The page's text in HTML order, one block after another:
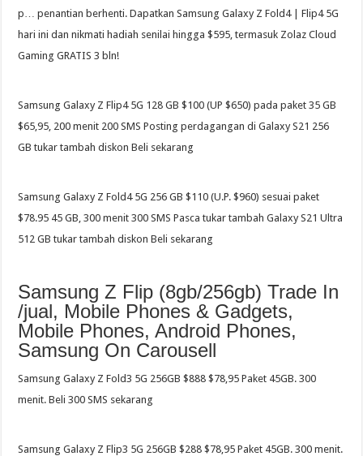
p… penantian berhenti. Dapatkan Samsung Galaxy Z Fold4 | Flip4 5G
hari ini dan nikmati hadiah senilai hingga $595, termasuk Zolaz Cloud
Gaming GRATIS 3 bln!
Samsung Galaxy Z Flip4 5G 128 GB $100 (UP $650) pada paket 35 GB
$65,95, 200 menit 200 SMS Posting perdagangan di Galaxy S21 256
GB tukar tambah diskon Beli sekarang
Samsung Galaxy Z Fold4 5G 256 GB $110 (U.P. $960) sesuai paket
$78.95 45 GB, 300 menit 300 SMS Pasca tukar tambah Galaxy S21 Ultra
512 GB tukar tambah diskon Beli sekarang
Samsung Z Flip (8gb/256gb) Trade In
/jual, Mobile Phones & Gadgets,
Mobile Phones, Android Phones,
Samsung On Carousell
Samsung Galaxy Z Fold3 5G 256GB $888 $78,95 Paket 45GB. 300
menit. Beli 300 SMS sekarang
Samsung Galaxy Z Flip3 5G 256GB $288 $78,95 Paket 45GB. 300 menit.